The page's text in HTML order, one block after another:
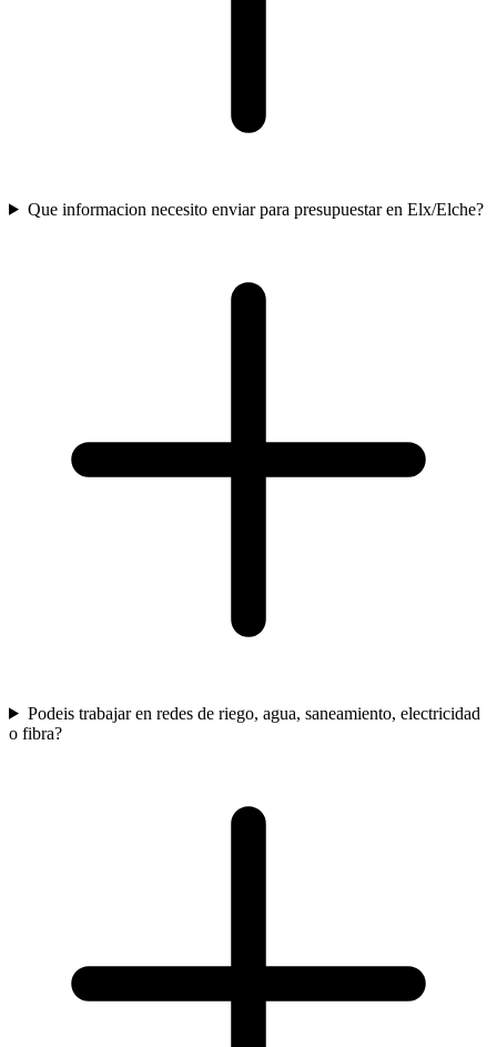
Que informacion necesito enviar para presupuestar en Elx/Elche?
Podeis trabajar en redes de riego, agua, saneamiento, electricidad
o fibra?